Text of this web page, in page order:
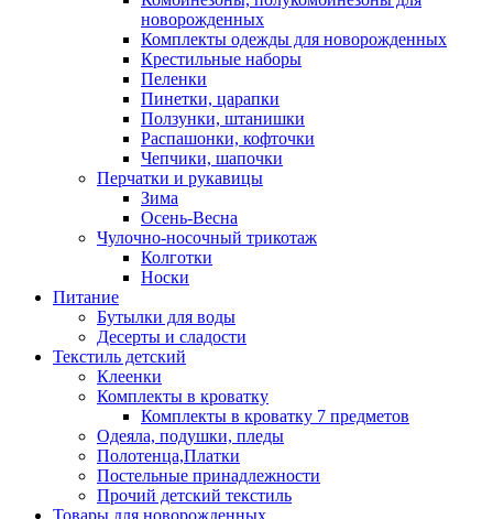
новорожденных
Комплекты одежды для новорожденных
Крестильные наборы
Пеленки
Пинетки, царапки
Ползунки, штанишки
Распашонки, кофточки
Чепчики, шапочки
Перчатки и рукавицы
Зима
Осень-Весна
Чулочно-носочный трикотаж
Колготки
Носки
Питание
Бутылки для воды
Десерты и сладости
Текстиль детский
Клеенки
Комплекты в кроватку
Комплекты в кроватку 7 предметов
Одеяла, подушки, пледы
Полотенца,Платки
Постельные принадлежности
Прочий детский текстиль
Товары для новорожденных